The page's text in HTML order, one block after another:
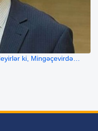
ki, Mingəçevirdə…